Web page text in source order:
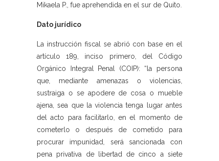
Mikaela P., fue aprehendida en el sur de Quito.
Dato jurídico
La instrucción fiscal se abrió con base en el
artículo 189, inciso primero, del Código
Orgánico Integral Penal (COIP): “la persona
que, mediante amenazas o violencias,
sustraiga o se apodere de cosa o mueble
ajena, sea que la violencia tenga lugar antes
del acto para facilitarlo, en el momento de
cometerlo o después de cometido para
procurar impunidad, será sancionada con
pena privativa de libertad de cinco a siete